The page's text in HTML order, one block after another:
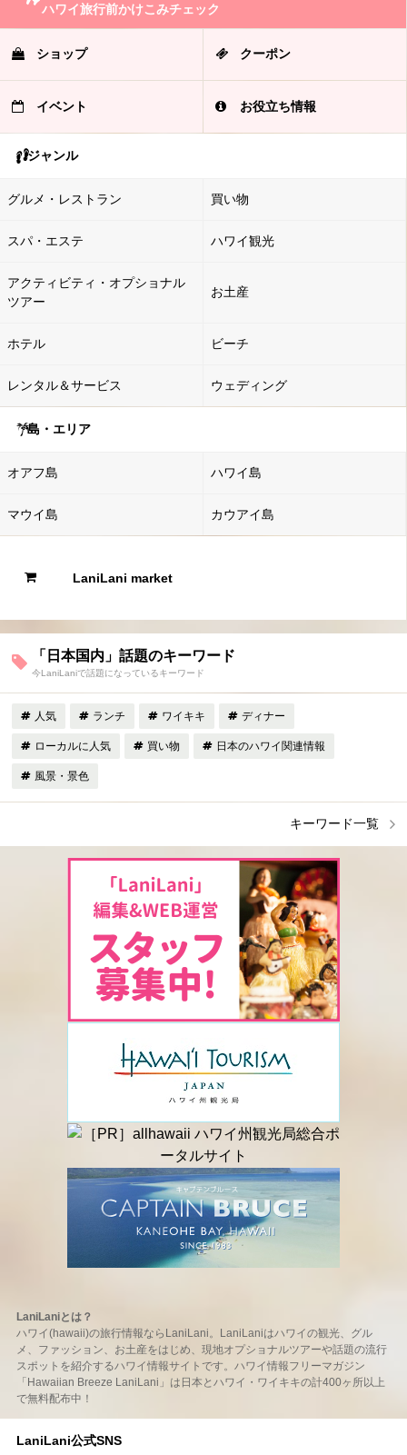
ハワイ旅行前かけこみチェック
ショップ クーポン
イベント お役立ち情報
ジャンル
グルメ・レストラン 買い物
スパ・エステ ハワイ観光
アクティビティ・オプショナル
ツアー
お土産
ホテル ビーチ
レンタル＆サービス ウェディング
島・エリア
オアフ島 ハワイ島
マウイ島 カウアイ島
LaniLani market
「日本国内」話題のキーワード
今LaniLaniで話題になっているキーワード
人気 ランチ ワイキキ ディナー
ローカルに人気 買い物 日本のハワイ関連情報
風景・景色
キーワード一覧
LaniLaniとは？
ハワイ(hawaii)の旅行情報ならLaniLani。LaniLaniはハワイの観光、グル
メ、ファッション、お土産をはじめ、現地オプショナルツアーや話題の流行
スポットを紹介するハワイ情報サイトです。ハワイ情報フリーマガジン
「Hawaiian Breeze LaniLani」は日本とハワイ・ワイキキの計400ヶ所以上
で無料配布中！
LaniLani公式SNS